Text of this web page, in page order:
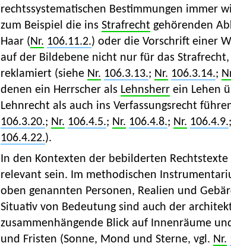
rechtssystematischen Bestimmungen immer
zum Beispiel die ins Strafrechtgehörenden
Haar ( Nr. 106.11.2.) oder die Vorschrift einer
auf der Bildebene nicht nur für das
reklamiert (siehe Nr. 106.3.13.; Nr. 106.3.14.;
denen ein Herrscher als Lehnsherrein Lehen
Lehnrecht als auch ins Verfassungsrecht
106.3.20.; Nr. 106.4.5.; Nr. 106.4.8.; Nr. 106.4.9.;
106.4.22.).
In den Kontexten der bebilderten
relevant sein. Im methodischen
oben genannten Personen, Realien und
Situativ von Bedeutung sind auch der
zusammenhängende Blick auf Innenräume
und Fristen (Sonne, Mond und Sterne, vgl. Nr.